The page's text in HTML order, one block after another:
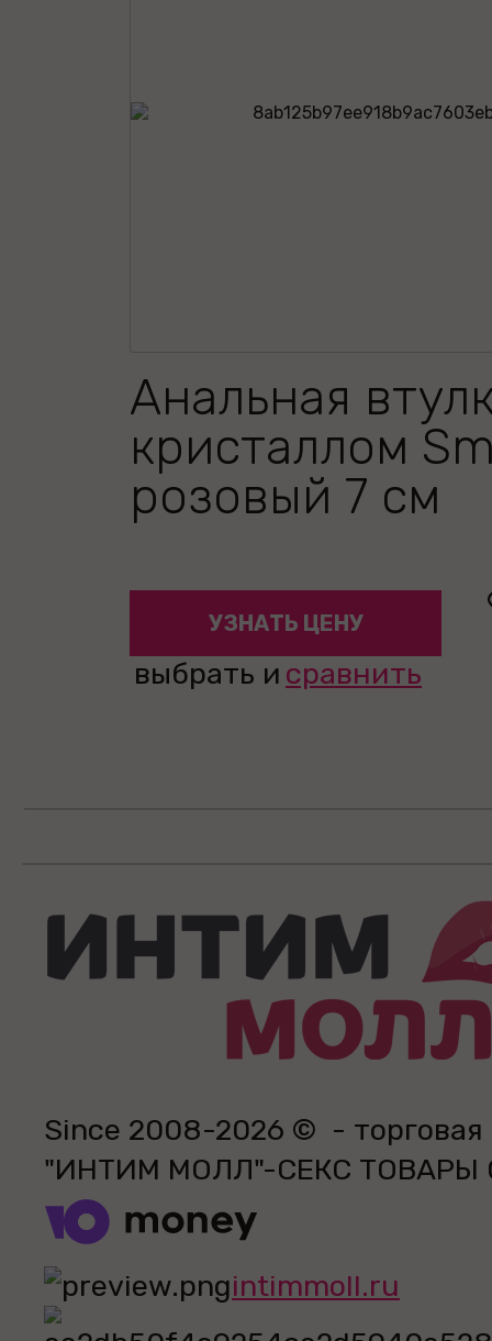
Анальная
кристаллом
розовый 7 см
УЗНАТЬ ЦЕНУ
выбрать и сравнить
Since 2008-2026 © - торговая
"ИНТИМ МОЛЛ"-СЕКС
intimmoll.ru